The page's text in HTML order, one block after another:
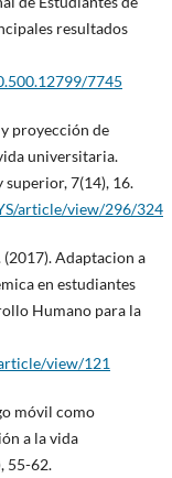
resultados
7745
proyección de
universitaria.
7(14), 16.
article/view/296/324
(2017). Adaptacion a
en estudiantes
Humano para la
view/121
móvil como
a la vida
55-62.